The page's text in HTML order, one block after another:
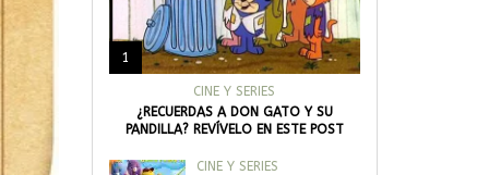
1
CINE Y SERIES
¿RECUERDAS A DON GATO Y SU
PANDILLA? REVÍVELO EN ESTE POST
CINE Y SERIES